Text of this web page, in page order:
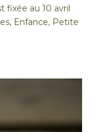
fixée au 10 avril
Enfance, Petite